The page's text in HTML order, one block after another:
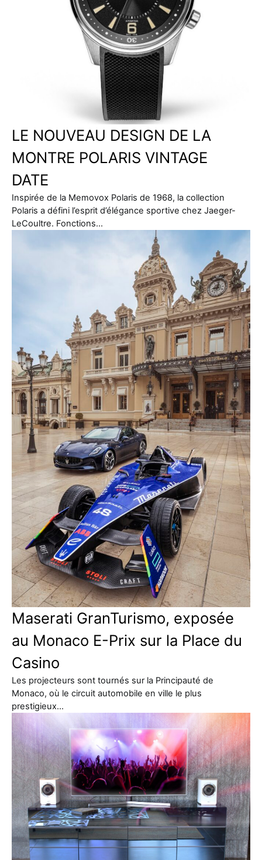
LE NOUVEAU DESIGN DE LA
MONTRE POLARIS VINTAGE
DATE
Inspirée de la Memovox Polaris de 1968, la collection
Polaris a défini l’esprit d’élégance sportive chez Jaeger-
LeCoultre. Fonctions…
Maserati GranTurismo, exposée
au Monaco E-Prix sur la Place du
Casino
Les projecteurs sont tournés sur la Principauté de
Monaco, où le circuit automobile en ville le plus
prestigieux…